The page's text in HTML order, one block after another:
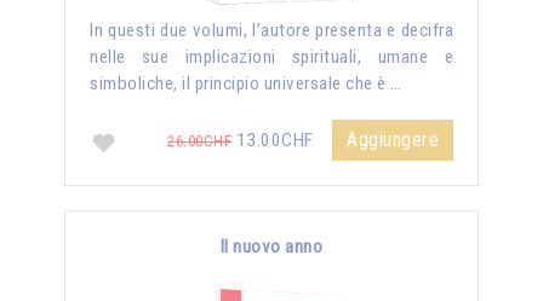
In questi due volumi, l’autore presenta e decifra
nelle sue implicazioni spirituali, umane e
simboliche, il principio universale che è …
26.00CHF 13.00CHF Aggiungere
Il nuovo anno